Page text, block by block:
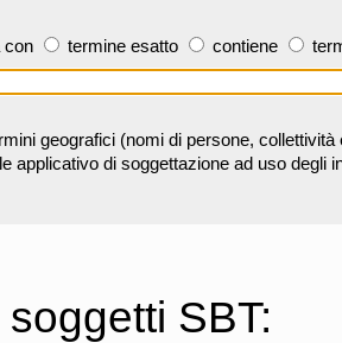
con termine esatto contiene
geografici (nomi di persone,
applicativo di soggettazione ad uso degli
SBT: